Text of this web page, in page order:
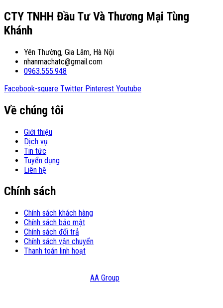
CTY TNHH Đầu Tư Và Thương Mại Tùng
Khánh
Yên Thường, Gia Lâm, Hà Nội
nhanmachatc@gmail.com
0963.555.948
Facebook-square Twitter Pinterest Youtube
Về chúng tôi
Giới thiệu
Dịch vụ
Tin tức
Tuyển dụng
Liên hệ
Chính sách
Chính sách khách hàng
Chính sách bảo mật
Chính sách đổi trả
Chính sách vận chuyển
Thanh toán linh hoạt
AA Group